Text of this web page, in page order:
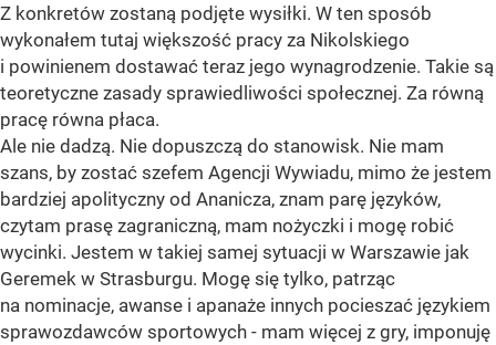
Z konkretów zostaną podjęte wysiłki. W ten sposób
wykonałem tutaj większość pracy za Nikolskiego
i powinienem dostawać teraz jego wynagrodzenie. Takie są
teoretyczne zasady sprawiedliwości społecznej. Za równą
pracę równa płaca.
Ale nie dadzą. Nie dopuszczą do stanowisk. Nie mam
szans, by zostać szefem Agencji Wywiadu, mimo że jestem
bardziej apolityczny od Ananicza, znam parę języków,
czytam prasę zagraniczną, mam nożyczki i mogę robić
wycinki. Jestem w takiej samej sytuacji w Warszawie jak
Geremek w Strasburgu. Mogę się tylko, patrząc
na nominacje, awanse i apanaże innych pocieszać językiem
sprawozdawców sportowych - mam więcej z gry, imponuję